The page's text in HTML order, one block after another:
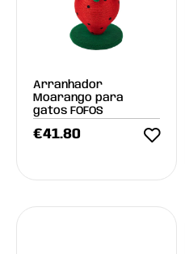
Arranhador
Moarango para
gatos FOFOS
€41.80